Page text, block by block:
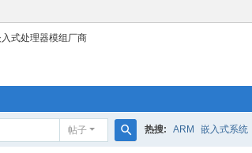
式处理器模组厂商
帖子 热搜: ARM 嵌入式系统